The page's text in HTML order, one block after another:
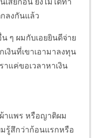
ลงกันแล้ว
ๆ ผมกับเอยยินดีจ่าย
งินที่เขาเอามาลงทุน
าแค่ขอเวลาหาเงิน
าแพร หรือญาติผม
รู้สึกว่าก้อนแรกหรือ